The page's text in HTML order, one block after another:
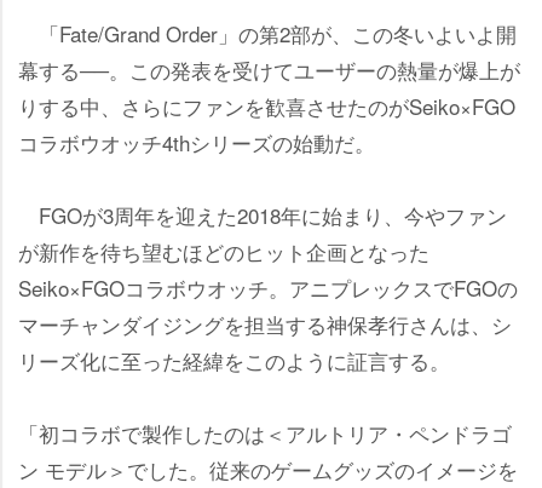
「Fate/Grand Order」の第2部が、この冬いよいよ開
幕する──。この発表を受けてユーザーの熱量が爆上が
りする中、さらにファンを歓喜させたのがSeiko×FGO
コラボウオッチ4thシリーズの始動だ。
FGOが3周年を迎えた2018年に始まり、今やファン
が新作を待ち望むほどのヒット企画となった
Seiko×FGOコラボウオッチ。アニプレックスでFGOの
マーチャンダイジングを担当する神保孝行さんは、シ
リーズ化に至った経緯をこのように証言する。
「初コラボで製作したのは＜アルトリア・ペンドラゴ
ン モデル＞でした。従来のゲームグッズのイメージを